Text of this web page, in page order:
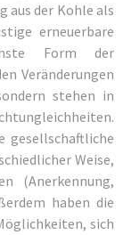
aus der Kohle als
erneuerbare
Form der
Veränderungen
stehen in
gesellschaftliche
Weise,
(Anerkennung,
haben die
sich